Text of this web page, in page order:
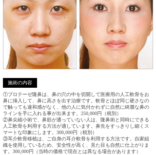
施術の内容
①プロテーゼ隆鼻は、鼻の穴の中を切開して医療用の人工軟骨をお
鼻に挿入して、鼻に高さを出す治療です。軟骨とほぼ同じ硬さなの
で触っても違和感がなく、他の人に気付かれずに自然に綺麗な鼻の
ラインを手に入れる事が出来ます。250,000円（税別）
②鼻尖縮小術で、鼻筋が通っていない人は、隆鼻術と同時にできる
人工軟骨を利用する方法が適しています。鼻先をすっきりし細くス
マートな印象にします。300,000円（税別）
③耳介軟骨移植は、ご自身の耳介軟骨を利用する方法です。自家組
織を使用しているため、安全性が高く、見た目も自然に仕上がりま
す。300,000円（当時の価格で現在とは異なる場合があります）